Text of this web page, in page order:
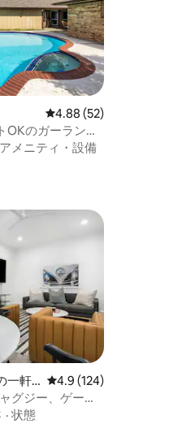
均評価
レビュー52件、5つ星
4.88 (52)
OKのガーランド
アメニティ・設備
一軒
レビュー124件、5つ
4.9 (124)
グジー、ゲーム
まで徒歩
· 状態